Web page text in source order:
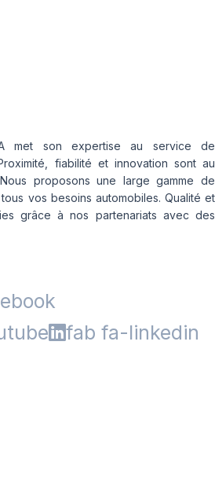
met son expertise au service de
fiabilité et innovation sont au
proposons une large gamme de
vos besoins automobiles. Qualité et
grâce à nos partenariats avec des
fab fa-linkedin